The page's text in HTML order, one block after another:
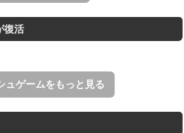
復活
ュゲームをもっと見る